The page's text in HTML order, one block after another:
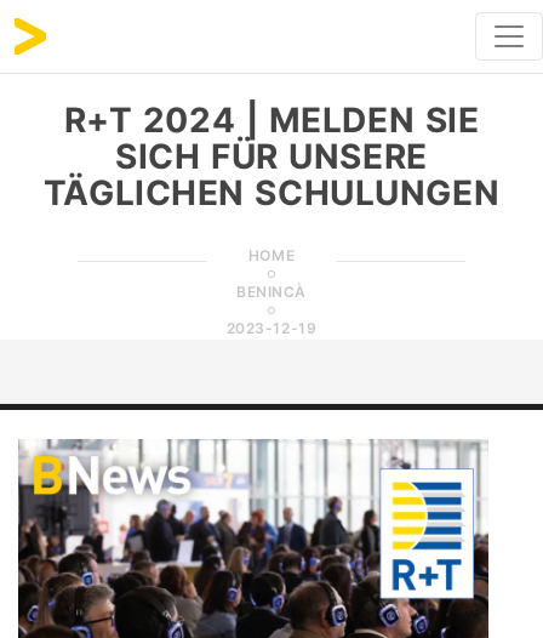
R+T 2024 | MELDEN SIE
SICH FÜR UNSERE
TÄGLICHEN SCHULUNGEN
HOME
BENINCÀ
2023-12-19